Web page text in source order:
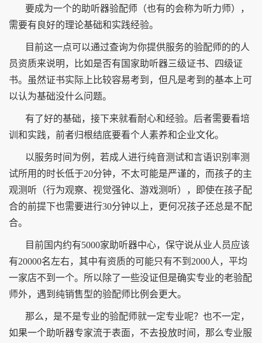
要成为一个的助听器验配师（也有的会称为听力师），
需要有良好的理论基础和实践经验。
目前这一点可以通过查询为你提供服务的验配师的的人
员资质来说明，比如是否有国家助听器三级证书、四级证
书。虽然证书实际上比较容易考到，但凡是考到的基本上可
以认为基础没什么问题。
有了好的基础，接下来就看耐心和经验。后者需要看培
训和实践，前者归根结底要看个人素养和企业文化。
以服务时间为例，若成人进行纯音测试和言语识别率测
试所用的时长低于20分钟，不太可能是严谨的，而孩子的主
观测听（行为观察、视觉强化、游戏测听），即使在孩子配
合的前提下也需要进行30分钟以上，更何况孩子还总是不配
合。
目前国内约有5000家助听器中心，保守说从业人员应该
有20000名左右，其中有资质的可能只有不到2000人，平均
一家店不到一个。所以除了一些没证但是确实专业的老验配
师外，遇到纯销售型的验配师比例会更大。
那么，是不是专业的验配师就一定专业呢？也不一定，
如果一个助听器专家流于表面，不去投放时间，那么专业服